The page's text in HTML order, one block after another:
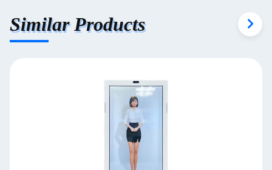
Similar Products